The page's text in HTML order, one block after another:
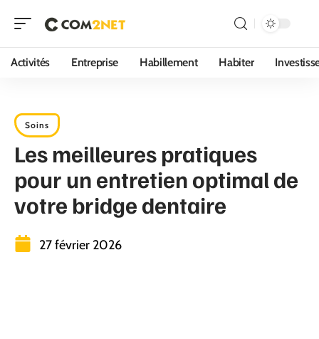
Activités Entreprise Habillement Habiter
Soins
Les meilleures pratiques
pour un entretien optimal de
votre bridge dentaire
27 février 2026